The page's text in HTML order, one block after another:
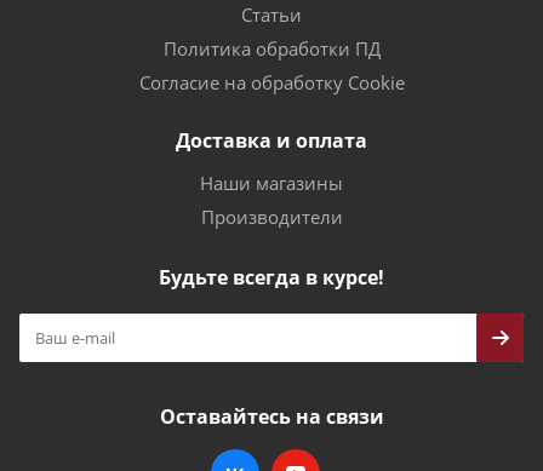
Статьи
Политика обработки ПД
Согласие на обработку Cookie
Доставка и оплата
Наши магазины
Производители
Будьте всегда в курсе!
Оставайтесь на связи